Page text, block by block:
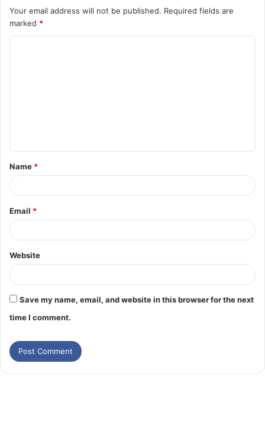
Your email address will not be published. Required fields are
marked *
Name *
Email *
Website
Save my name, email, and website in this browser for the next
time I comment.